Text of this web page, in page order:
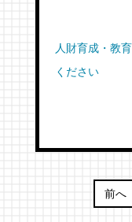
人財育成・教
ください
前へ